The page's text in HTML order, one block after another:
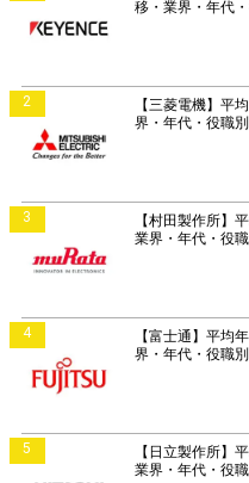
移・業界・年代
2
【三菱電機】平
界・年代・役職
3
【村田製作所】
業界・年代・役
4
【富士通】平均
界・年代・役職
5
【日立製作所】
業界・年代・役